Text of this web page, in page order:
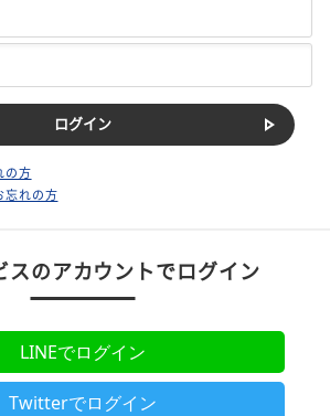
の方
忘れの方
スのアカウントでログイン
LINEでログイン
Twitterでログイン